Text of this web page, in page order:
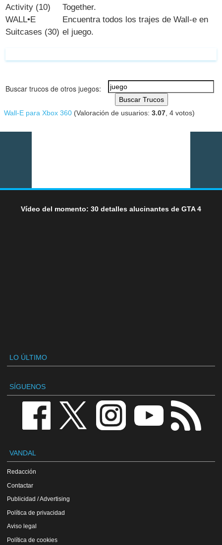
Activity (10)
Together.
WALL•E
Suitcases (30)
Encuentra todos los trajes de Wall-e en
el juego.
Buscar trucos de otros juegos:
Buscar Trucos
Wall-E para Xbox 360 (Valoración de usuarios:3.07 ,4 votos)
Vídeo del momento: 30 detalles alucinantes de GTA 4
LO ÚLTIMO
SÍGUENOS
VANDAL
Redacción
Contactar
Publicidad / Advertising
Política de privacidad
Aviso legal
Política de cookies